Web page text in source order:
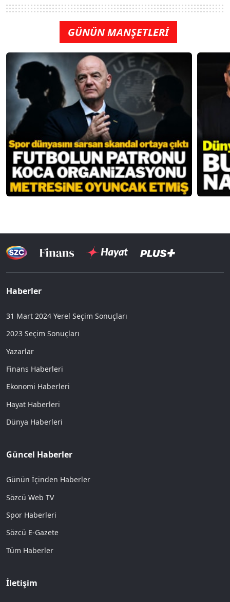
GÜNÜN MANŞETLERİ
Haberler
31 Mart 2024 Yerel Seçim Sonuçları
2023 Seçim Sonuçları
Yazarlar
Finans Haberleri
Ekonomi Haberleri
Hayat Haberleri
Dünya Haberleri
Güncel Haberler
Günün İçinden Haberler
Sözcü Web TV
Spor Haberleri
Sözcü E-Gazete
Tüm Haberler
İletişim